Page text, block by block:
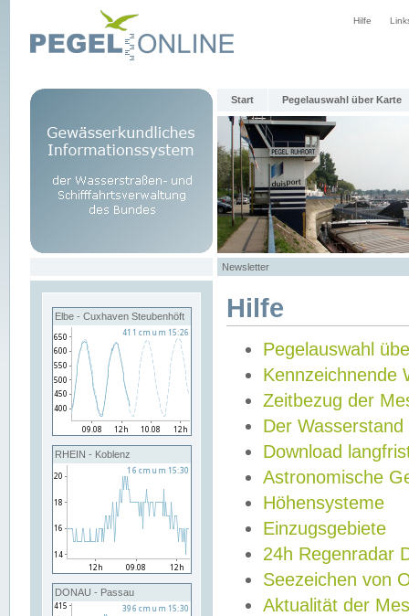
Hilfe
Start Pegelauswahl über Karte
Newsletter
Elbe - Cuxhaven Steubenhöft
RHEIN - Koblenz
DONAU - Passau
Hilfe
Pegelauswahl
Kennzeichnende
Zeitbezug der
Der Wasserstand
Download
Astronomische
Höhensysteme
Einzugsgebiete
24h Regenradar
Seezeichen von
Aktualität der